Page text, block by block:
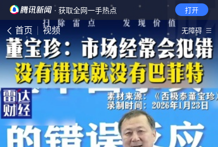
· 获取全网一手热点 打开
首页 视频 无障碍